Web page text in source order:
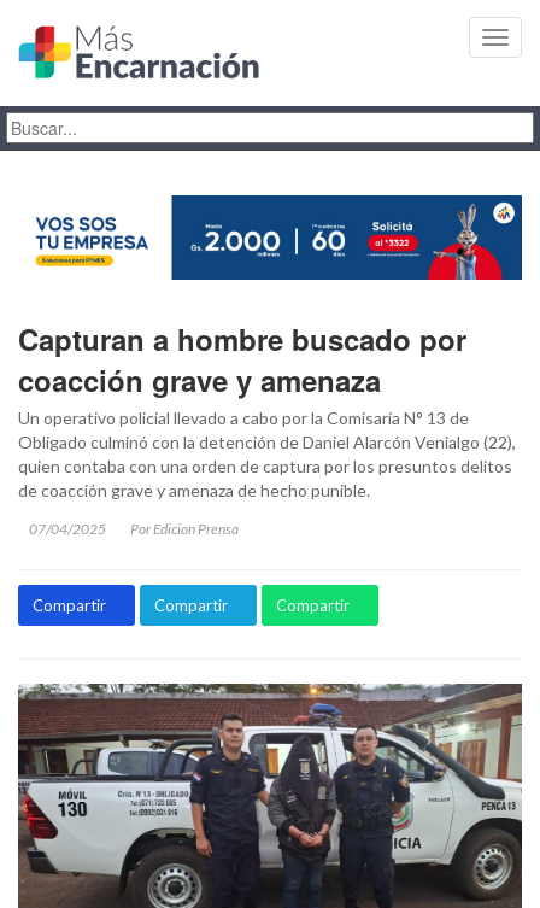
Capturan a hombre buscado por
coacción grave y amenaza
Un operativo policial llevado a cabo por la Comisaría N° 13 de
Obligado culminó con la detención de Daniel Alarcón Venialgo (22),
quien contaba con una orden de captura por los presuntos delitos
de coacción grave y amenaza de hecho punible.
07/04/2025 Por Edicion Prensa
Compartir Compartir Compartir